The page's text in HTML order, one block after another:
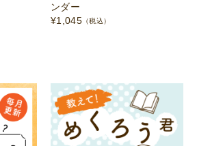
ンダー
¥1,045 （税込）